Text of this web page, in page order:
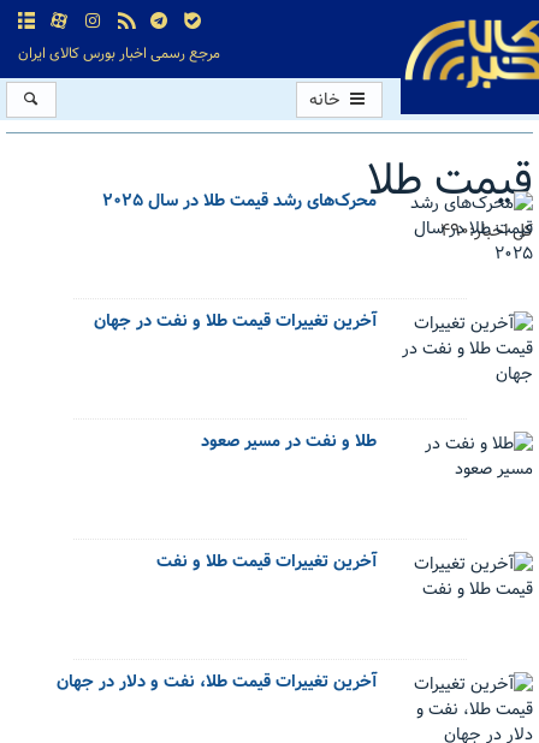
مرجع رسمی اخبار بورس کالای ایران
خانه
قیمت طلا
کل اخبار:490
محرک‌های رشد قیمت طلا در سال ۲۰۲۵
آخرین تغییرات قیمت طلا و نفت در جهان
طلا و نفت در مسیر صعود
آخرین تغییرات قیمت طلا و نفت
آخرین تغییرات قیمت طلا، نفت و دلار در جهان